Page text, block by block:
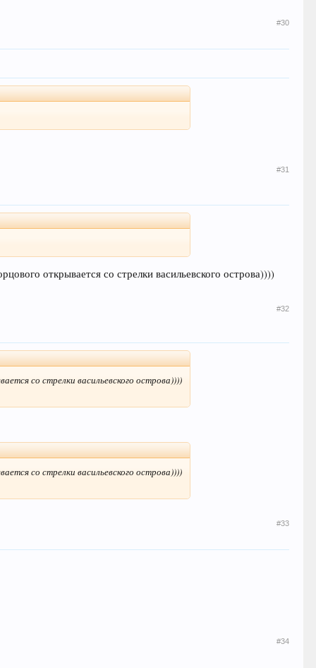
#30
#31
открывается со стрелки васильевского острова))))
#32
со стрелки васильевского острова))))
со стрелки васильевского острова))))
#33
#34